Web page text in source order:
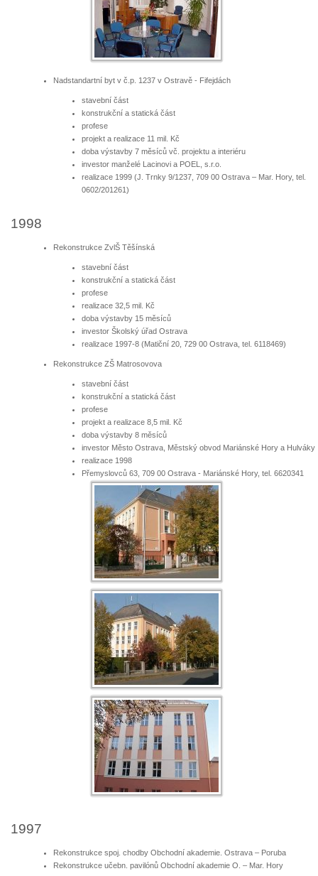
Nadstandartní byt v č.p. 1237 v Ostravě - Fifejdách
stavební část
konstrukční a statická část
profese
projekt a realizace 11 mil. Kč
doba výstavby 7 měsíců vč. projektu a interiéru
investor manželé Lacinovi a POEL, s.r.o.
realizace 1999 (J. Trnky 9/1237, 709 00 Ostrava – Mar. Hory, tel.
0602/201261)
1998
Rekonstrukce ZvlŠ Těšínská
stavební část
konstrukční a statická část
profese
realizace 32,5 mil. Kč
doba výstavby 15 měsíců
investor Školský úřad Ostrava
realizace 1997-8 (Matiční 20, 729 00 Ostrava, tel. 6118469)
Rekonstrukce ZŠ Matrosovova
stavební část
konstrukční a statická část
profese
projekt a realizace 8,5 mil. Kč
doba výstavby 8 měsíců
investor Město Ostrava, Městský obvod Mariánské Hory a Hulváky
realizace 1998
Přemyslovců 63, 709 00 Ostrava - Mariánské Hory, tel. 6620341
1997
Rekonstrukce spoj. chodby Obchodní akademie. Ostrava – Poruba
Rekonstrukce učebn. pavilónů Obchodní akademie O. – Mar. Hory